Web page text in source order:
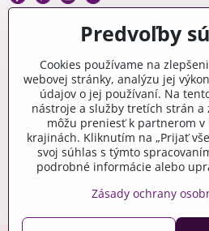
Gravírovanie
Videonávody
Kreatívna poradňa
Predvoľby
Cookies používame na
webovej stránky, analýzu jej
údajov o jej používaní. Na
nástroje a služby tretích strán a
môžu preniesť k partnerom v
krajinách. Kliknutím na „Prijať
svoj súhlas s týmto
podrobné informácie alebo
Zásady ochrany